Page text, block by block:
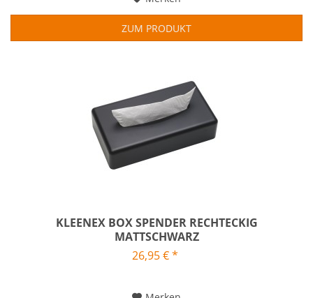
ZUM PRODUKT
KLEENEX BOX SPENDER RECHTECKIG
MATTSCHWARZ
26,95 € *